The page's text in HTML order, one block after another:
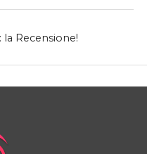
la Recensione!